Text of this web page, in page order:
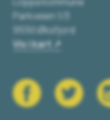
Parkveien 1/3
9550 Øksfjord
Vis i kart